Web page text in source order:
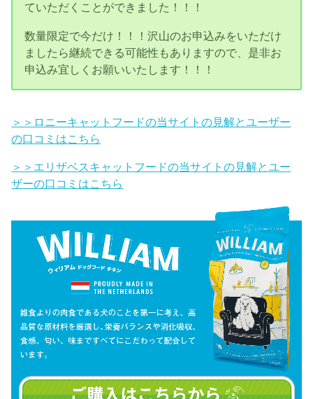
ていただくことができました！！！
数量限定で今だけ！！！沢山のお申込みをいただけ
ましたら継続できる可能性もありますので、是非お
申込み宜しくお願いいたします！！！
＞＞ロニーキャットフードの当サイトの見解とユーザー
の口コミはこちら
＞＞エリザベスキャットフードの当サイトの見解とユー
ザーの口コミはこちら